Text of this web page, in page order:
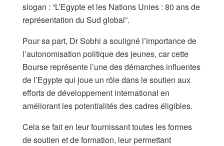
slogan : “L’Egypte et les Nations Unies : 80 ans de
représentation du Sud global”.
Pour sa part, Dr Sobhi a souligné l’importance de
l’autonomisation politique des jeunes, car cette
Bourse représente l’une des démarches influentes
de l’Egypte qui joue un rôle dans le soutien aux
efforts de développement international en
améliorant les potentialités des cadres éligibles.
Cela se fait en leur fournissant toutes les formes
de soutien et de formation, leur permettant